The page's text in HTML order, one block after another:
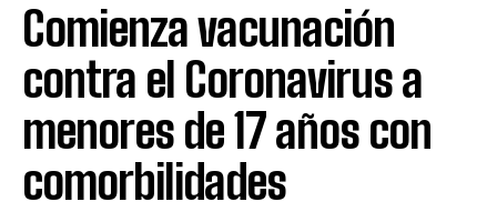
Comienza vacunación
contra el Coronavirus a
menores de 17 años con
comorbilidades